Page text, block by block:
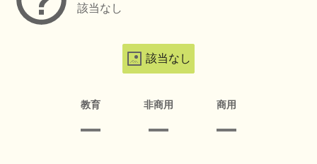
該当なし
該当なし
教育 非商用 商用